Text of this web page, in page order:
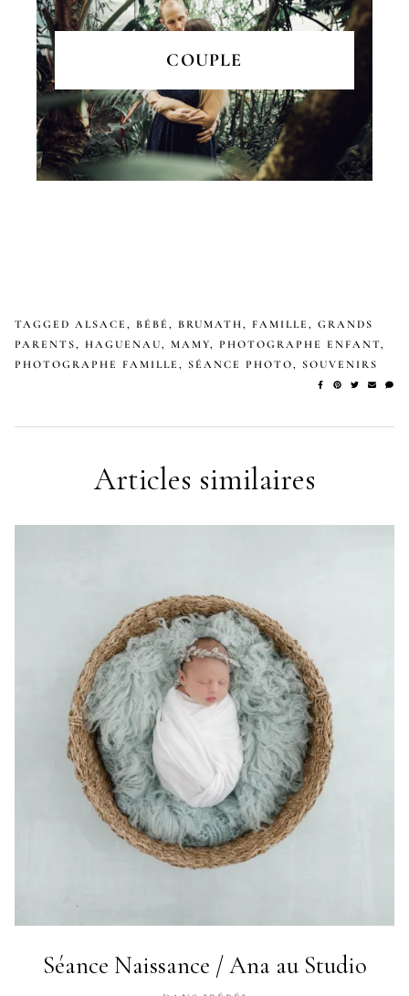
COUPLE
TAGGED ALSACE BÉBÉ BRUMATH FAMILLE
GRANDS
PARENTS
HAGUENAU MAMY PHOTOGRAPHE ENFANT
PHOTOGRAPHE FAMILLE
SÉANCE PHOTO SOUVENIRS
Articles similaires
Séance Naissance / Ana au Studio